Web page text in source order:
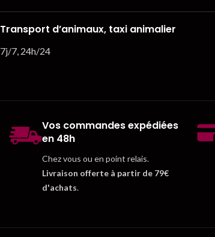
Transport d’animaux, taxi animalier
7j/7, 24h/24
Vos commandes expédiées
en 48h
Chez vous ou en point relais.
Livraison offerte à partir de 79€
d'achats.